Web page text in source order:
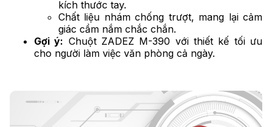
kích thước tay.
Chất liệu nhám chống trượt, mang lại cảm
giác cầm nắm chắc chắn.
Gợi ý: Chuột ZADEZ M-390 với thiết kế tối ưu
cho người làm việc văn phòng cả ngày.